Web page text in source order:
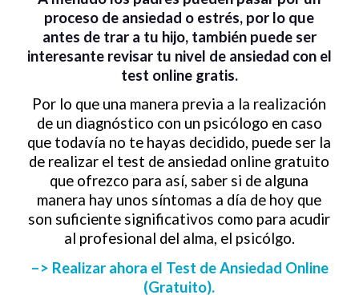
proceso de ansiedad o estrés, por lo que
antes de trar a tu hijo, también puede ser
interesante revisar tu nivel de ansiedad con el
test online gratis.
Por lo que una manera previa a la realización
de un diagnóstico con un psicólogo en caso
que todavía no te hayas decidido, puede ser la
de realizar el test de ansiedad online gratuito
que ofrezco para así, saber si de alguna
manera hay unos síntomas a día de hoy que
son suficiente significativos como para acudir
al profesional del alma, el psicólgo.
–> Realizar ahora el Test de Ansiedad Online
(Gratuito).